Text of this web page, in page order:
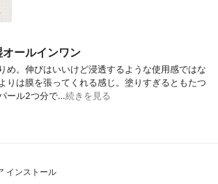
ールインワン
め。伸びはいいけど浸透するような使用感ではな
りは膜を張ってくれる感じ。塗りすぎるともたつ
ール2つ分で…続きを見る
インストール